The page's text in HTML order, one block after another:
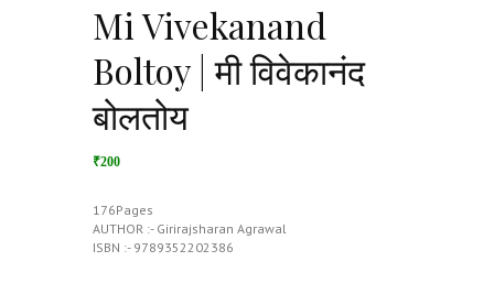
Mi Vivekanand
Boltoy | मी विवेकानंद
बोलतोय
₹200
176Pages
AUTHOR :- Girirajsharan Agrawal
ISBN :- 9789352202386